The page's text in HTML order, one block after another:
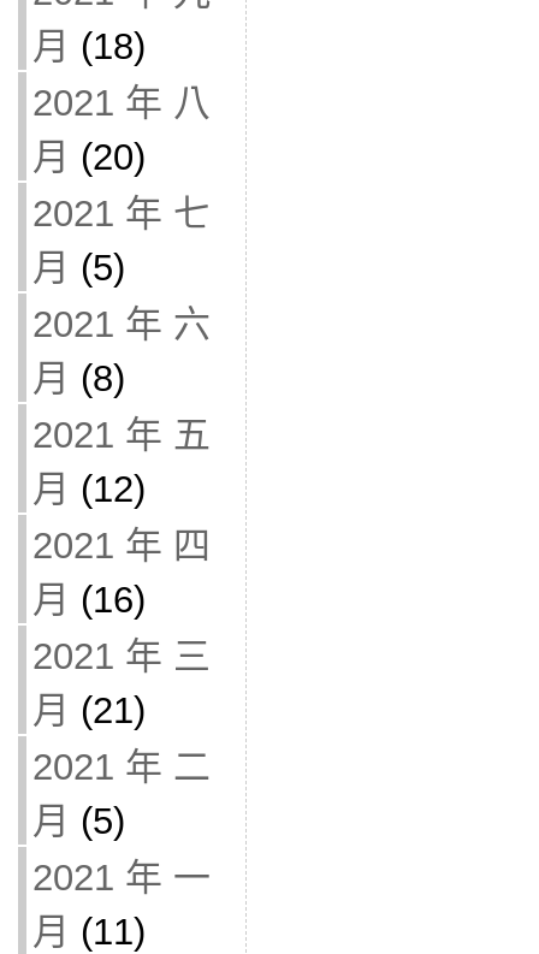
月 (18)
2021 年 八
月 (20)
2021 年 七
月 (5)
2021 年 六
月 (8)
2021 年 五
月 (12)
2021 年 四
月 (16)
2021 年 三
月 (21)
2021 年 二
月 (5)
2021 年 一
月 (11)